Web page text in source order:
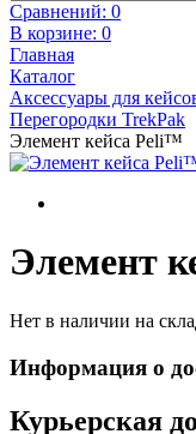
Сравнений: 0
В корзине: 0
Главная
Каталог
Аксессуары для
Перегородки TrekPak
Элемент кейса Peli™
Элемент
Нет в наличии на
Информация о
Курьерская